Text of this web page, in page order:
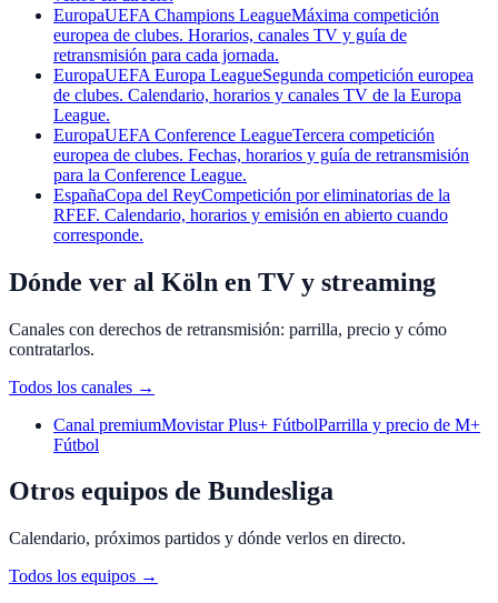
EuropaUEFA Champions LeagueMáxima competición
europea de clubes. Horarios, canales TV y guía de
retransmisión para cada jornada.
EuropaUEFA Europa LeagueSegunda competición europea
de clubes. Calendario, horarios y canales TV de la Europa
League.
EuropaUEFA Conference LeagueTercera competición
europea de clubes. Fechas, horarios y guía de retransmisión
para la Conference League.
EspañaCopa del ReyCompetición por eliminatorias de la
RFEF. Calendario, horarios y emisión en abierto cuando
corresponde.
Dónde ver al Köln en TV y streaming
Canales con derechos de retransmisión: parrilla, precio y cómo
contratarlos.
Todos los canales →
Canal premiumMovistar Plus+ FútbolParrilla y precio de M+
Fútbol
Otros equipos de Bundesliga
Calendario, próximos partidos y dónde verlos en directo.
Todos los equipos →